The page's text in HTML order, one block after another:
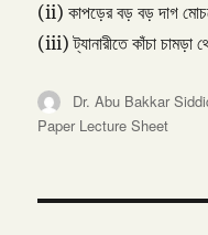
(ii) কাপড়ের বড় বড় দাগ
(iii) ট্যানারীতে কাঁচা
Author
Dr. Abu Bakkar
Paper Lecture Sheet